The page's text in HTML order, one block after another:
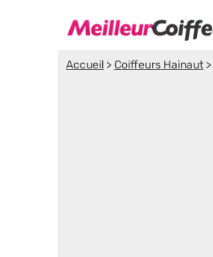
Accueil >Coiffeurs Hainaut>